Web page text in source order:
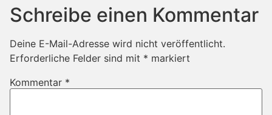
Schreibe einen Kommentar
Deine E-Mail-Adresse wird nicht veröffentlicht.
Erforderliche Felder sind mit * markiert
Kommentar *